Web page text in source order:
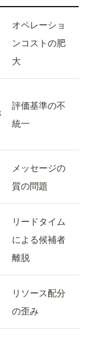
オペレーショ
ンコストの肥
大
評価基準の不
統一
メッセージの
質の問題
リードタイム
による候補者
離脱
リソース配分
の歪み